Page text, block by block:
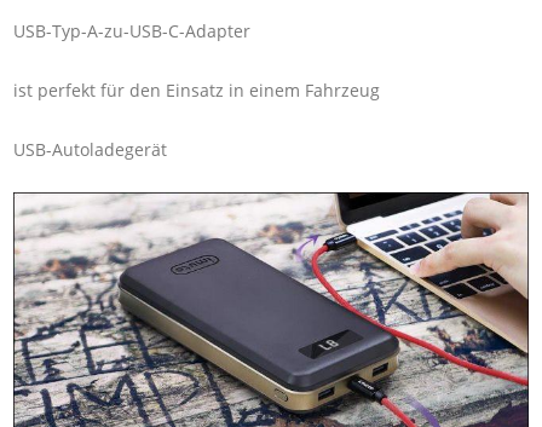
USB-Typ-A-zu-USB-C-Adapter
ist perfekt für den Einsatz in einem Fahrzeug
USB-Autoladegerät